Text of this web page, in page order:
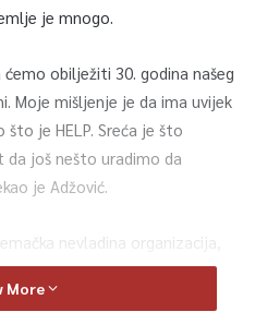
je mnogo.
obilježiti 30. godina našeg
Moje mišljenje je da ima uvijek
je HELP. Sreća je što
još nešto uradimo da
je Adžović.
nevladina organizacija,
čine u upravnom
parlementarci.
More